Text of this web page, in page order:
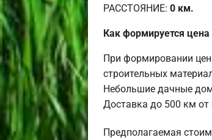
РАССТОЯНИЕ: 0 км.
Как формируется цена
При формировании
строительных
Небольшие дачные
Доставка до 500 км от
Предполагаемая